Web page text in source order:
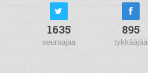
1635
seuraajaa
895
tykkääjää